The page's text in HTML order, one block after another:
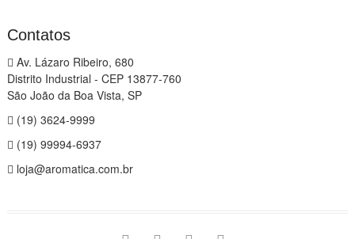
Contatos
Av. Lázaro Ribeiro, 680
Distrito Industrial - CEP 13877-760
São João da Boa Vista, SP
(19) 3624-9999
(19) 99994-6937
loja@aromatica.com.br